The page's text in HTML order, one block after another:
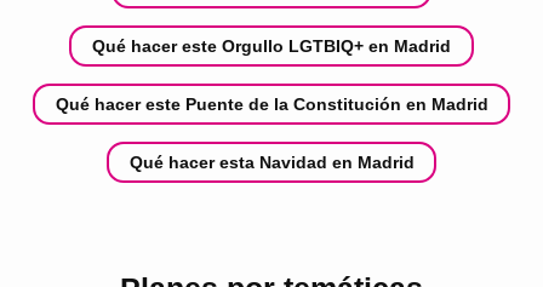
Qué hacer este Orgullo LGTBIQ+ en Madrid
Qué hacer este Puente de la Constitución en Madrid
Qué hacer esta Navidad en Madrid